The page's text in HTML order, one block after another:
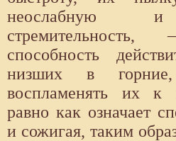
неослабную и
способность
низших в
воспламенять их к
равно как означает
и сожигая, таким